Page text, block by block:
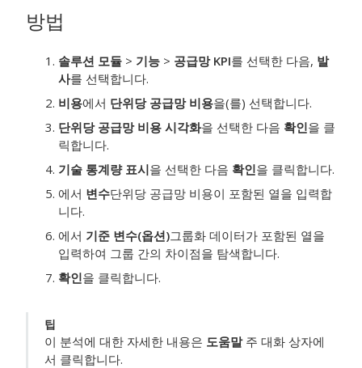
방법
솔루션 모듈 > 기능 > 공급망 KPI를 선택한 다음, 발
사를 선택합니다.
비용에서 단위당 공급망 비용을(를) 선택합니다.
단위당 공급망 비용 시각화을 선택한 다음 확인을 클
릭합니다.
기술 통계량 표시을 선택한 다음 확인을 클릭합니다.
에서 변수단위당 공급망 비용이 포함된 열을 입력합
니다.
에서 기준 변수(옵션)그룹화 데이터가 포함된 열을
입력하여 그룹 간의 차이점을 탐색합니다.
확인을 클릭합니다.
팁
이 분석에 대한 자세한 내용은 도움말주 대화 상자에
서 클릭합니다.